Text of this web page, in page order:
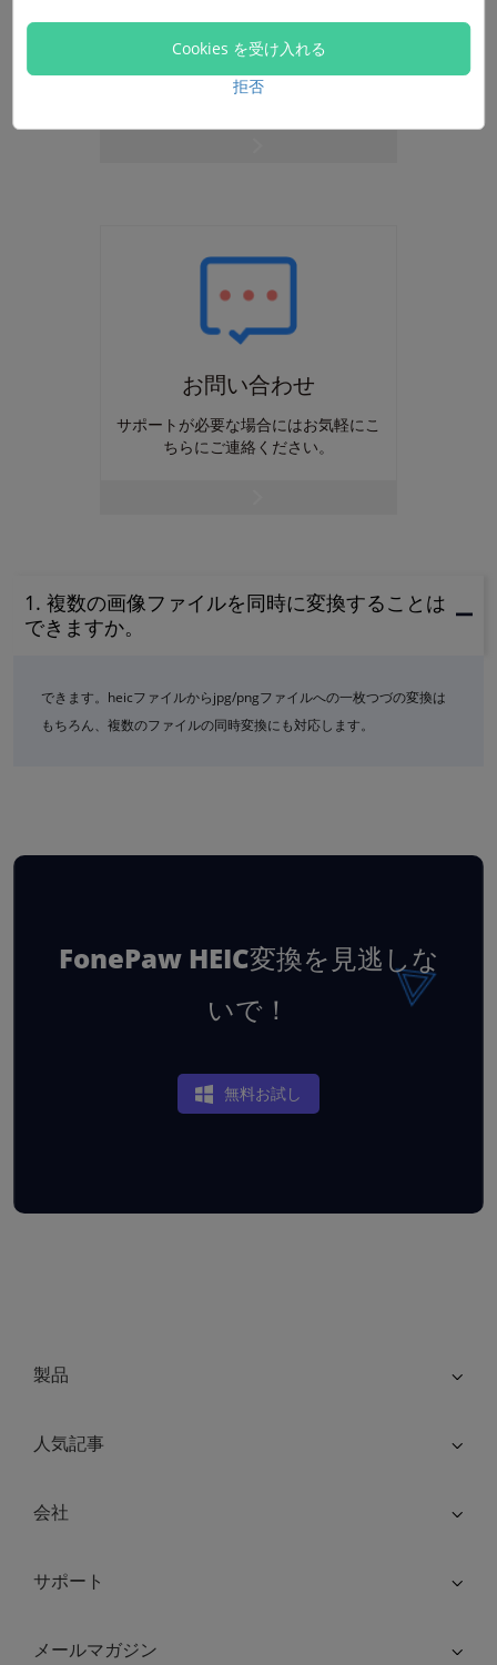
メールアドレスとご注文番号で製品版
登録用の登録コードを再取得できま
す。
お問い合わせ
サポートが必要な場合にはお気軽にこ
ちらにご連絡ください。
1. 複数の画像ファイルを同時に変換することは
できますか。
できます。heicファイルからjpg/pngファイルへの一枚つづの変換は
もちろん、複数のファイルの同時変換にも対応します。
FonePaw HEIC変換を見逃しな
いで！
無料お試し
製品
人気記事
会社
サポート
メールマガジン
Cookies を受け入れる
拒否